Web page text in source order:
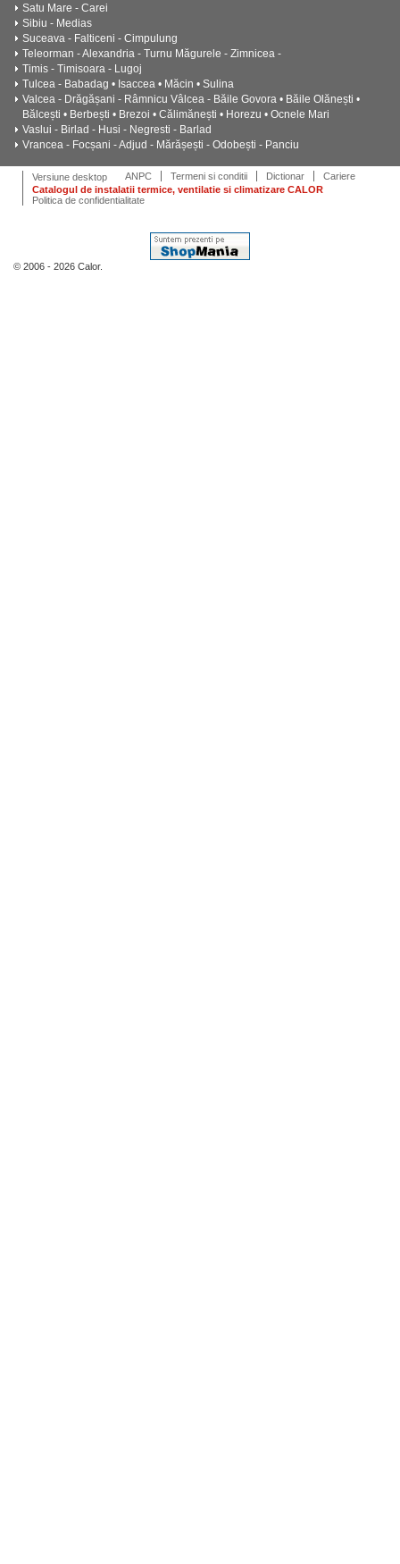
Satu Mare - Carei
Sibiu - Medias
Suceava - Falticeni - Cimpulung
Teleorman - Alexandria - Turnu Măgurele - Zimnicea -
Timis - Timisoara - Lugoj
Tulcea - Babadag • Isaccea • Măcin • Sulina
Valcea - Drăgășani - Râmnicu Vâlcea - Băile Govora • Băile Olănești •
Bălcești • Berbești • Brezoi • Călimănești • Horezu • Ocnele Mari
Vaslui - Birlad - Husi - Negresti - Barlad
Vrancea - Focșani - Adjud - Mărășești - Odobești - Panciu
Versiune desktop ANPC Termeni si conditii Dictionar
Cariere
Catalogul de instalatii termice, ventilatie si climatizare CALOR
Politica de confidentialitate
© 2006 - 2026 Calor.